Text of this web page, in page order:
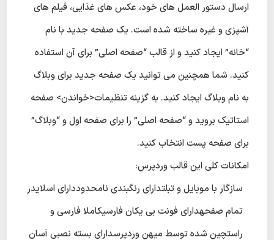
ارسال دستور العمل های خود، عکس های غذایی، فیلم های
آشپزی و غیره ساخته شده است. یک صفحه جدید با نام
“خانه” ایجاد کنید و از قالب “صفحه اصلی” برای آن استفاده
کنید. شما همچنین می توانید یک صفحه جدید برای وبلاگ
به نام وبلاگ ایجاد کنید. به گزینه تنظیمات<خواندن> صفحه
استاتیک بروید و “صفحه اصلی” را برای صفحه اول و “وبلاگ”
برای صفحه پست انتخاب کنید.
امکانات کلی این قالب وردپرس:
سازگار با موبایل و تبلتدارای رنگبندی نامحدوددارای اسلایدر
تمام صفحهدارای فونت بی یکان فارسیکاملا فارسی و
راستچین شده توسط میهن وردپرسدارای بسته نصبی آسان